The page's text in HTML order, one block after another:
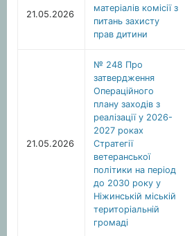
21.05.2026
матеріалів комісії з
питань захисту
прав дитини
21.05.2026
№ 248 Про
затвердження
Операційного
плану заходів з
реалізації у 2026-
2027 роках
Стратегії
ветеранської
політики на період
до 2030 року у
Ніжинській міській
територіальній
громаді